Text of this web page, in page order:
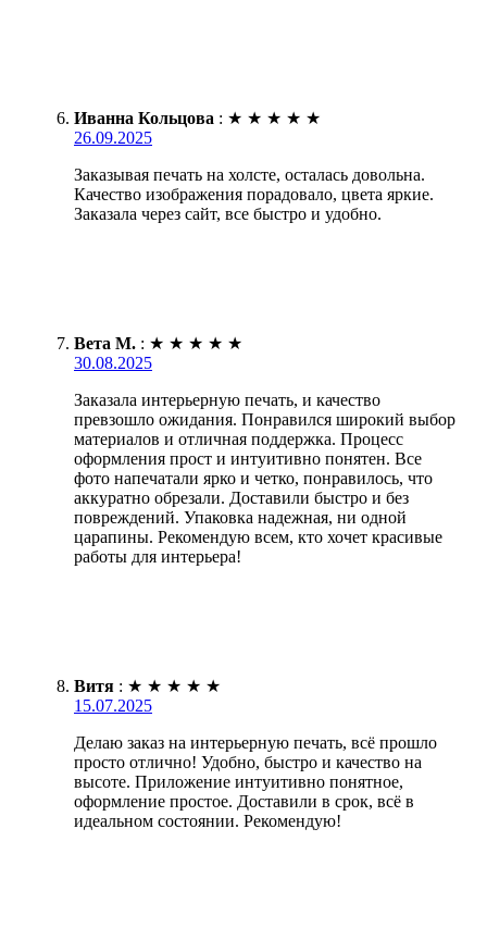
Иванна Кольцова : ★ ★ ★ ★ ★
26.09.2025
Заказывая печать на холсте, осталась довольна.
Качество изображения порадовало, цвета яркие.
Заказала через сайт, все быстро и удобно.
Вета М. : ★ ★ ★ ★ ★
30.08.2025
Заказала интерьерную печать, и качество
превзошло ожидания. Понравился широкий выбор
материалов и отличная поддержка. Процесс
оформления прост и интуитивно понятен. Все
фото напечатали ярко и четко, понравилось, что
аккуратно обрезали. Доставили быстро и без
повреждений. Упаковка надежная, ни одной
царапины. Рекомендую всем, кто хочет красивые
работы для интерьера!
Витя : ★ ★ ★ ★ ★
15.07.2025
Делаю заказ на интерьерную печать, всё прошло
просто отлично! Удобно, быстро и качество на
высоте. Приложение интуитивно понятное,
оформление простое. Доставили в срок, всё в
идеальном состоянии. Рекомендую!